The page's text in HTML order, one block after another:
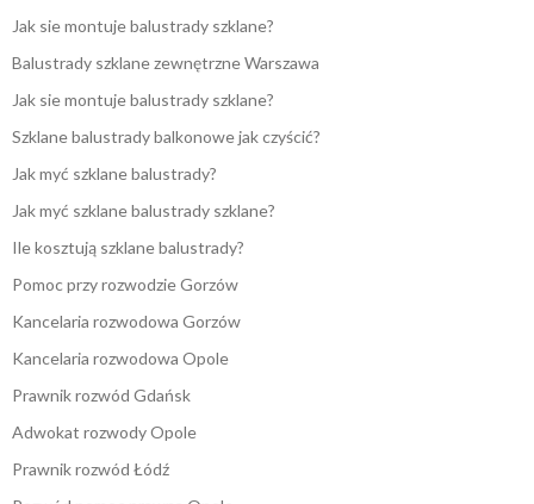
Jak sie montuje balustrady szklane?
Balustrady szklane zewnętrzne Warszawa
Jak sie montuje balustrady szklane?
Szklane balustrady balkonowe jak czyścić?
Jak myć szklane balustrady?
Jak myć szklane balustrady szklane?
Ile kosztują szklane balustrady?
Pomoc przy rozwodzie Gorzów
Kancelaria rozwodowa Gorzów
Kancelaria rozwodowa Opole
Prawnik rozwód Gdańsk
Adwokat rozwody Opole
Prawnik rozwód Łódź